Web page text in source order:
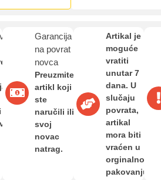
Garancija
na povrat
novca
Preuzmite
artikl koji
ste
naručili ili
svoj
novac
natrag.
Artikal je
moguće
vratiti
unutar 7
dana. U
slučaju
povrata,
artikal
mora biti
vraćen u
orginalnom
pakovanju.
O
Uvjeti
ispod.
banka VISA
Sparkasse banka
MasterCard
Shop'n'Fun do 36 rata